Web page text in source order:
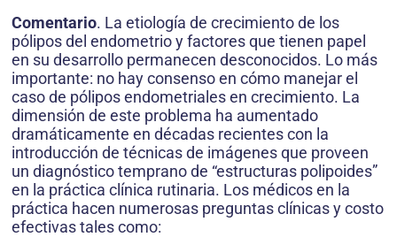
Comentario. La etiología de crecimiento de los
pólipos del endometrio y factores que tienen papel
en su desarrollo permanecen desconocidos. Lo más
importante: no hay consenso en cómo manejar el
caso de pólipos endometriales en crecimiento. La
dimensión de este problema ha aumentado
dramáticamente en décadas recientes con la
introducción de técnicas de imágenes que proveen
un diagnóstico temprano de “estructuras polipoides”
en la práctica clínica rutinaria. Los médicos en la
práctica hacen numerosas preguntas clínicas y costo
efectivas tales como: